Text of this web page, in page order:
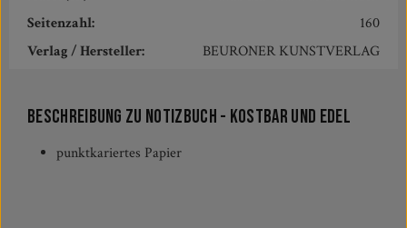
Seitenzahl:
160
Verlag / Hersteller:
BEURONER KUNSTVERLAG
Beschreibung zu Notizbuch - Kostbar und Edel
punktkariertes Papier